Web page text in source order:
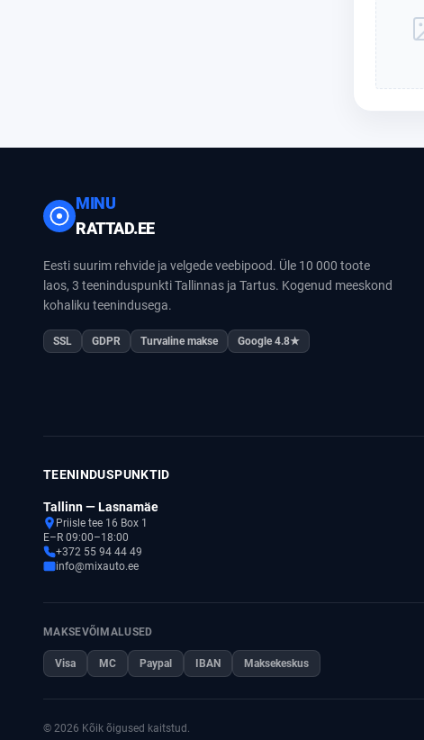
MINU
RATTAD.EE
Eesti suurim rehvide ja velgede veebipood. Üle 10 000 toote
laos, 3 teeninduspunkti Tallinnas ja Tartus. Kogenud meeskond
kohaliku teenindusega.
SSL GDPR Turvaline makse Google 4.8★
TEENINDUSPUNKTID
Tallinn — Lasnamäe
Priisle tee 16 Box 1
E–R 09:00–18:00
+372 55 94 44 49
info@mixauto.ee
MAKSEVÕIMALUSED
Visa MC Paypal IBAN Maksekeskus
© 2026 Kõik õigused kaitstud.